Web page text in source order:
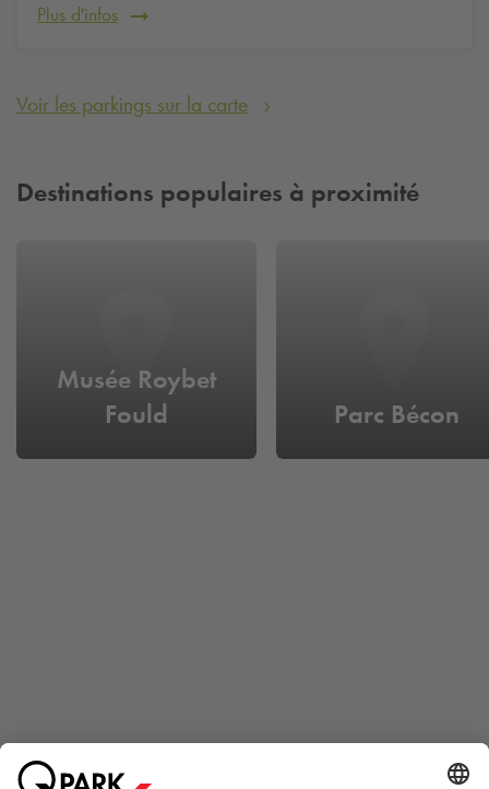
Plus d'infos
Voir les parkings sur la carte
Destinations populaires à proximité
Musée Roybet
Fould
Parc Bécon